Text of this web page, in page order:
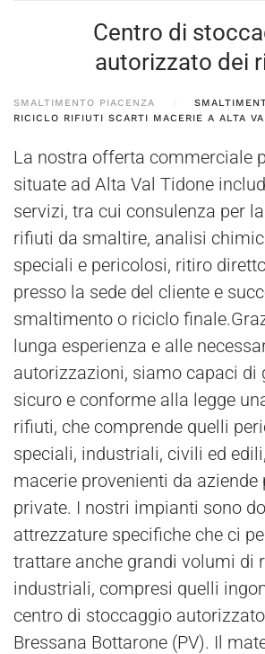
Centro di
autorizzato dei
SMALTIMENTO PIACENZA
RICICLO RIFIUTI SCARTI MACERIE A ALTA
La nostra offerta commerciale
situate ad Alta Val Tidone
servizi, tra cui consulenza per
rifiuti da smaltire, analisi
speciali e pericolosi, ritiro
presso la sede del cliente e
smaltimento o riciclo
lunga esperienza e alle
autorizzazioni, siamo capaci di
sicuro e conforme alla legge
rifiuti, che comprende quelli
speciali, industriali, civili ed
macerie provenienti da aziende
private. I nostri impianti sono
attrezzature specifiche che ci
trattare anche grandi volumi di
industriali, compresi quelli
centro di stoccaggio
Bressana Bottarone (PV). Il